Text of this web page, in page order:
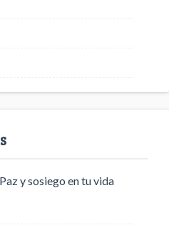
Paz y sosiego en tu vida